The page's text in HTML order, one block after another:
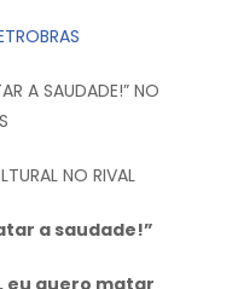
A SAUDADE!” NO
NO RIVAL
a saudade!”
eu quero matar